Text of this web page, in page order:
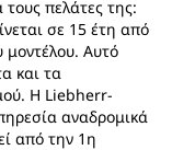
πελάτες της:
σε 15 έτη από
μοντέλου. Αυτό
και τα
Η Liebherr-
αναδρομικά
από την 1η